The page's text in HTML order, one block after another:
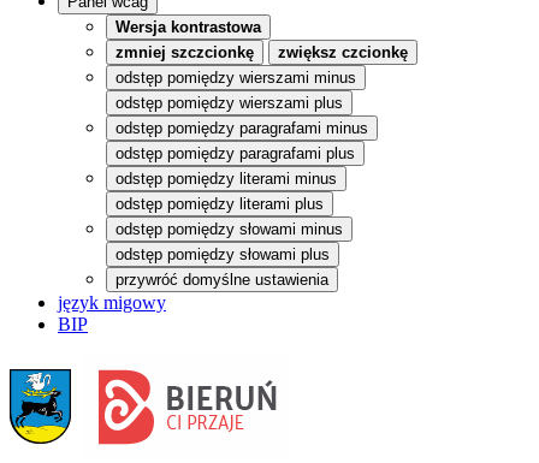
Wersja kontrastowa
zmniej szczcionkę
zwiększ czcionkę
odstęp pomiędzy wierszami minus
odstęp pomiędzy wierszami plus
odstęp pomiędzy paragrafami minus
odstęp pomiędzy paragrafami plus
odstęp pomiędzy literami minus
odstęp pomiędzy literami plus
odstęp pomiędzy słowami minus
odstęp pomiędzy słowami plus
przywróć domyślne ustawienia
język migowy
BIP